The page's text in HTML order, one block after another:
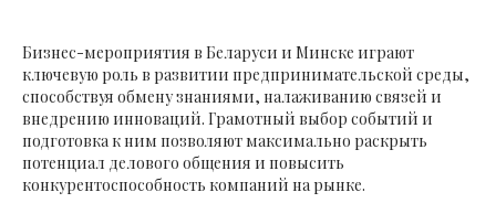
Бизнес-мероприятия в Беларуси и Минске играют
ключевую роль в развитии предпринимательской среды,
способствуя обмену знаниями, налаживанию связей и
внедрению инноваций. Грамотный выбор событий и
подготовка к ним позволяют максимально раскрыть
потенциал делового общения и повысить
конкурентоспособность компаний на рынке.